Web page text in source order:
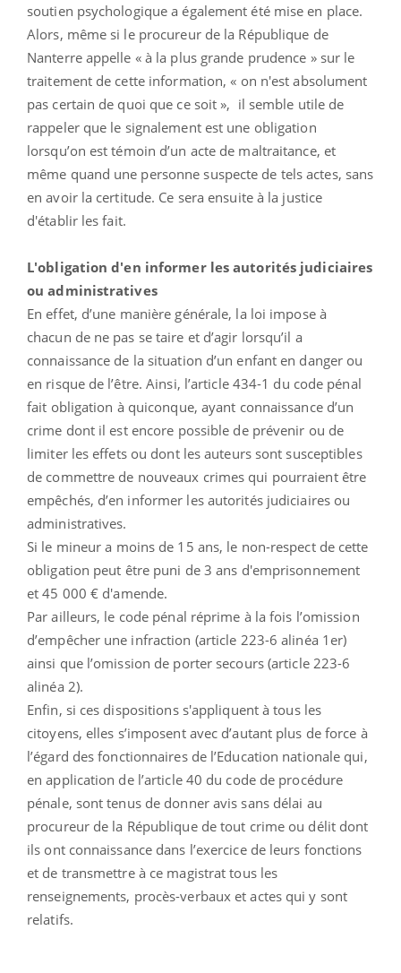
soutien psychologique a également été mise en place.
Alors, même si le procureur de la République de
Nanterre appelle « à la plus grande prudence » sur le
traitement de cette information, « on n'est absolument
pas certain de quoi que ce soit », il semble utile de
rappeler que le signalement est une obligation
lorsqu’on est témoin d’un acte de maltraitance, et
même quand une personne suspecte de tels actes, sans
en avoir la certitude. Ce sera ensuite à la justice
d'établir les fait.
L'obligation d'en informer les autorités judiciaires
ou administratives
En effet, d’une manière générale, la loi impose à
chacun de ne pas se taire et d’agir lorsqu’il a
connaissance de la situation d’un enfant en danger ou
en risque de l’être. Ainsi, l’article 434-1 du code pénal
fait obligation à quiconque, ayant connaissance d’un
crime dont il est encore possible de prévenir ou de
limiter les effets ou dont les auteurs sont susceptibles
de commettre de nouveaux crimes qui pourraient être
empêchés, d’en informer les autorités judiciaires ou
administratives.
Si le mineur a moins de 15 ans, le non-respect de cette
obligation peut être puni de 3 ans d'emprisonnement
et45 000 € d'amende.
Par ailleurs, le code pénal réprime à la fois l’omission
d’empêcher une infraction (article 223-6 alinéa 1er)
ainsi que l’omission de porter secours (article 223-6
alinéa 2).
Enfin, si ces dispositions s'appliquent à tous les
citoyens, elles s’imposent avec d’autant plus de force à
l’égard des fonctionnaires de l’Education nationale qui,
en application de l’article 40 du code de procédure
pénale, sont tenus de donner avis sans délai au
procureur de la République de tout crime ou délit dont
ils ont connaissance dans l’exercice de leurs fonctions
et de transmettre à ce magistrat tous les
renseignements, procès-verbaux et actes qui y sont
relatifs.